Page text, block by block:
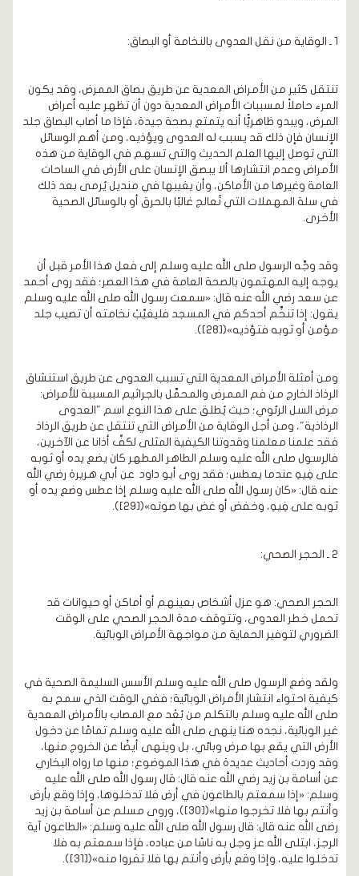
1 ـ الوقاية من نقل العدوى بالنخامة أو البصاق:
تنتقل كثير من الأمراض المعدية عن طريق بصاق الممرض، وقد يكون
المرء حاملاً لمسببات الأمراض المعدية دون أن تظهر عليه أعراض
المرض، ويبدو ظاهريًّا أنه يتمتع بصحة جيدة، فإذا ما أصاب البصاق جلد
الإنسان فإن ذلك قد يسبب له العدوى ويؤذيه، ومن أهم الوسائل
التي توصل إليها العلم الحديث والتي تسهم في الوقاية من هذه
الأمراض وعدم انتشارها ألا يبصق الإنسان على الأرض في الساحات
العامة وغيرها من الأماكن، وأن يغيبها في منديل يُرمى بعد ذلك
في سلة المهملات التي تُعالج غالبًا بالحرق أو بالوسائل الصحية
الأخرى.
وقد وجَّه الرسول صلى الله عليه وسلم إلى فعل هذا الأمر قبل أن
يوجه إليه المهتمون بالصحة العامة في هذا العصر؛ فقد روى أحمد
عن سعد رضي الله عنه قال: «سمعت رسول الله صلى الله عليه وسلم
يقول: إذا تنخَّم أحدكم في المسجد فليغيِّبْ نخامته أن تصيب جلد
مؤمن أو ثوبه فتؤذيه»([28]).
ومن أمثلة الأمراض المعدية التي تسبب العدوى عن طريق استنشاق
الرذاذ الخارج من فم الممرض والمحمَّل بالجراثيم المسببة للأمراض:
مرض السل الرئوي؛ حيث يُطلق على هذا النوع اسم "العدوى
الرذاذية"، ومن أجل الوقاية من الأمراض التي تنتقل عن طريق الرذاذ
فقد علمنا معلمنا وقدوتنا الكيفية المثلى لكفِّ أذانا عن الآخرين،
فالرسول صلى الله عليه وسلم الطاهر المطهر كان يضع يده أو ثوبه
على فِيهِ عندما يعطس؛ فقد روى أبو داود عن أبي هريرة رضي الله
عنه قال: «كان رسول الله صلى الله عليه وسلم إذا عطس وضع يده أو
ثوبه على فِيهِ، وخفض أو غض بها صوته»([29]).
2 ـ الحجر الصحي:
الحجر الصحي: هو عزل أشخاص بعينهم أو أماكن أو حيوانات قد
تحمل خطر العدوى، وتتوقف مدة الحجر الصحي على الوقت
الضروري لتوفير الحماية من مواجهة الأمراض الوبائية.
ولقد وضع الرسول صلى الله عليه وسلم الأسس السليمة الصحية في
كيفية احتواء انتشار الأمراض الوبائية؛ ففي الوقت الذي سمح به
صلى الله عليه وسلم بالتكلم من بُعْد مع المصاب بالأمراض المعدية
غير الوبائية، نجده هنا ينهى صلى الله عليه وسلم تمامًا عن دخول
الأرض التي يقع بها مرض وبائي، بل وينهى أيضًا عن الخروج منها،
وقد وردت أحاديث عديدة في هذا الموضوع؛ منها ما رواه البخاري
عن أسامة بن زيد رضي الله عنه قال: قال رسول الله صلى الله عليه
وسلم: «إذا سمعتم بالطاعون في أرض فلا تدخلوها، وإذا وقع بأرض
وأنتم بها فلا تخرجوا منها»([30])، وروى مسلم عن أسامة بن زيد
رضى الله عنه قال: قال رسول الله صلى الله عليه وسلم: «الطاعون آية
الرجز، ابتلى الله عز وجل به ناسًا من عباده، فإذا سمعتم به فلا
تدخلوا عليه، وإذا وقع بأرض وأنتم بها فلا تفروا منه»([31]).